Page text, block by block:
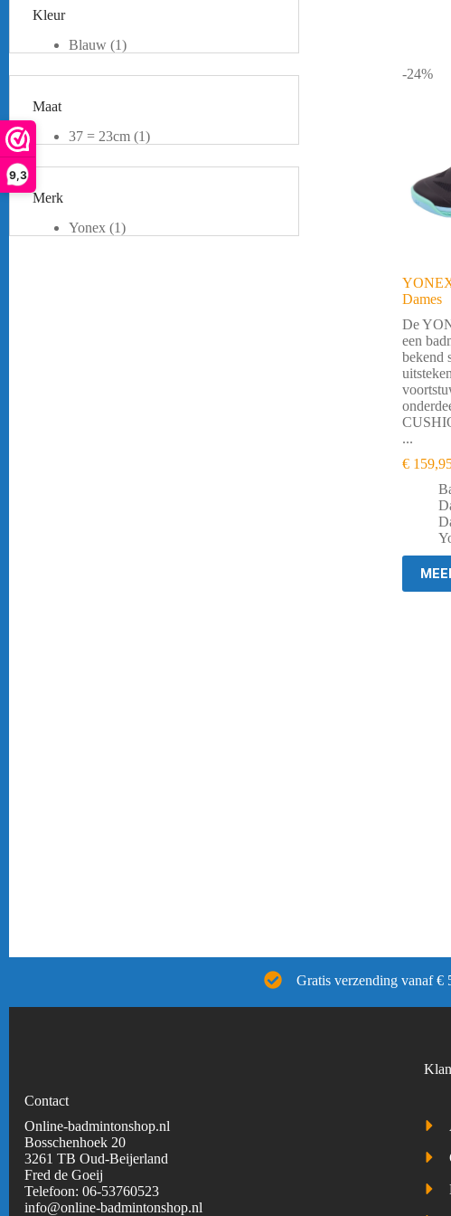
9,3
-24%
Dames
De
een
bekend
...
€
Kleur
Blauw (1)
Maat
37 = 23cm (1)
39,5 = 25cm (1)
Merk
Yonex (1)
Gratis verzending vanaf €
Contact
Online-badmintonshop.nl
Bosschenhoek 20
3261 TB Oud-Beijerland
Fred de Goeij
Telefoon: 06-53760523
info@online-badmintonshop.nl